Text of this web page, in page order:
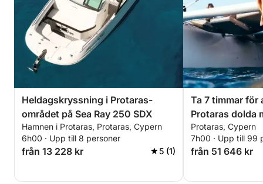
Heldagskryssning i Protaras-
området på Sea Ray 250 SDX
Hamnen i Protaras, Protaras, Cypern
6h00 · Upp till 8 personer
från 13 228 kr 5 (1)
Ta 7 timmar för
Protaras dolda
Protaras, Cypern
7h00 · Upp till 99
från 51 646 kr